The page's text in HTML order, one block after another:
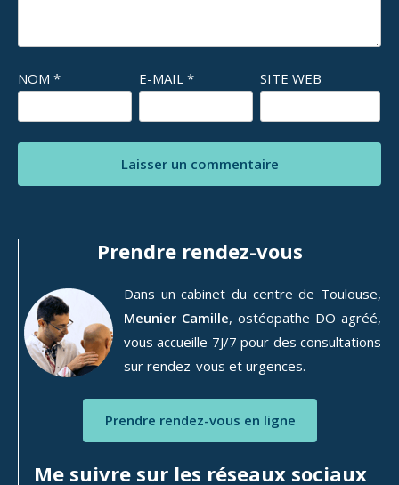
NOM * E-MAIL * SITE WEB
Prendre rendez-vous
Dans un cabinet du centre de Toulouse,
Meunier Camille, ostéopathe DO agréé,
vous accueille 7J/7 pour des consultations
sur rendez-vous et urgences.
Prendre rendez-vous en ligne
Me suivre sur les réseaux sociaux